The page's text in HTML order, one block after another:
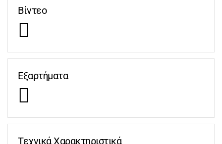
Βίντεο
Εξαρτήματα
Τεχνικά Χαρακτηριστικά